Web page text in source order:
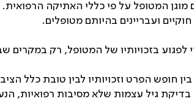
המטופל על פי כללי האתיקה הרפואית.
ועבריינים בהיותם מטופלים.
לפגוע בזכויותיו של המטופל, רק
הפרט וזכויותיו לבין טובת כלל
גיל עצמות שלא מסיבות רפואיות,